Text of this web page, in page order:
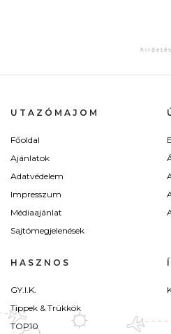
UTAZÓMAJOM
Főoldal
Ajánlatok
Adatvédelem
Impresszum
Médiaajánlat
Sajtómegjelenések
HASZNOS
GY.I.K.
Tippek & Trükkök
TOP10